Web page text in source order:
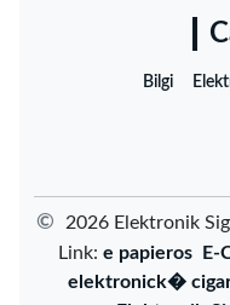
Bilgi
©
2026 ‌Elektronik
Link: e papieros E-
elektronick�